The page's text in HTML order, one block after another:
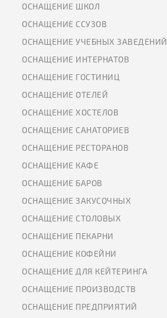
ОСНАЩЕНИЕ ШКОЛ
ОСНАЩЕНИЕ ССУЗОВ
ОСНАЩЕНИЕ УЧЕБНЫХ ЗАВЕДЕНИЙ
ОСНАЩЕНИЕ ИНТЕРНАТОВ
ОСНАЩЕНИЕ ГОСТИНИЦ
ОСНАЩЕНИЕ ОТЕЛЕЙ
ОСНАЩЕНИЕ ХОСТЕЛОВ
ОСНАЩЕНИЕ САНАТОРИЕВ
ОСНАЩЕНИЕ РЕСТОРАНОВ
ОСНАЩЕНИЕ КАФЕ
ОСНАЩЕНИЕ БАРОВ
ОСНАЩЕНИЕ ЗАКУСОЧНЫХ
ОСНАЩЕНИЕ СТОЛОВЫХ
ОСНАЩЕНИЕ ПЕКАРНИ
ОСНАЩЕНИЕ КОФЕЙНИ
ОСНАЩЕНИЕ ДЛЯ КЕЙТЕРИНГА
ОСНАЩЕНИЕ ПРОИЗВОДСТВ
ОСНАЩЕНИЕ ПРЕДПРИЯТИЙ